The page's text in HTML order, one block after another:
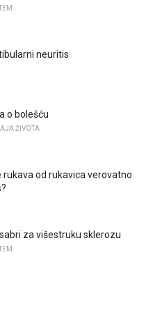
neuritis
o bolešću
ŽIVOTA
rukava od rukavica verovatno
za višestruku sklerozu